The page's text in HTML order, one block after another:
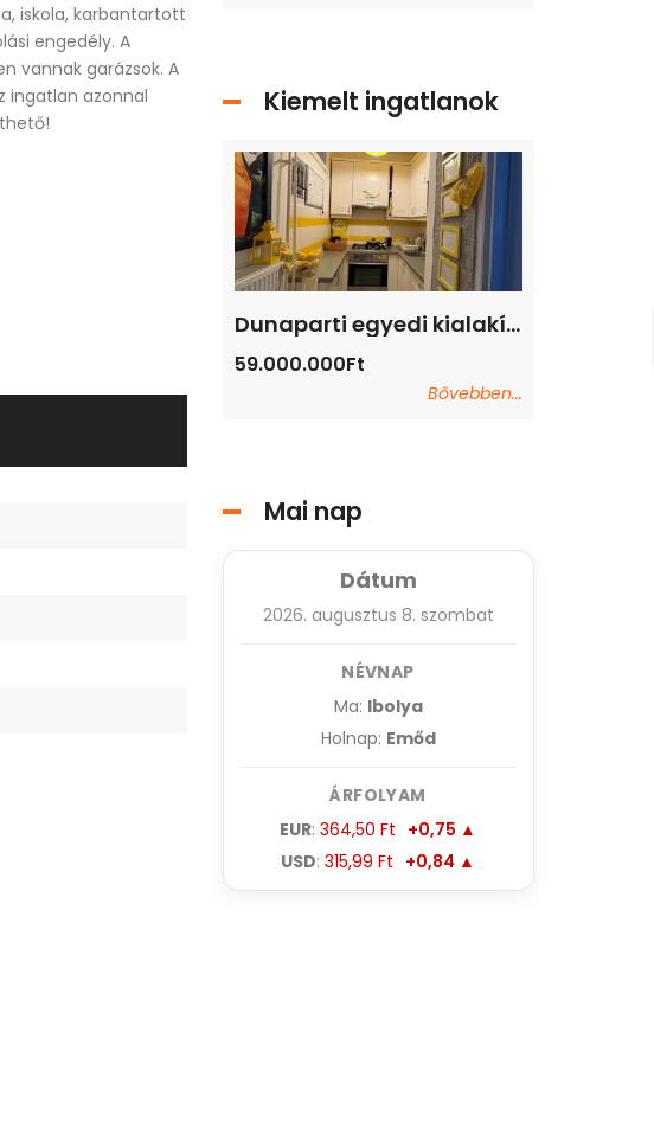
iskola, karbantartott
engedély. A
vannak garázsok. A
ingatlan azonnal
Kiemelt ingatlanok
Dunaparti egyedi kialakítású lakás eladó
59.000.000Ft
Bővebben...
Mai nap
Dátum
2026. augusztus 8. szombat
NÉVNAP
Ma: Ibolya
Holnap: Emőd
ÁRFOLYAM
EUR: 364,50 Ft +0,75 ▲
USD: 315,99 Ft +0,84 ▲